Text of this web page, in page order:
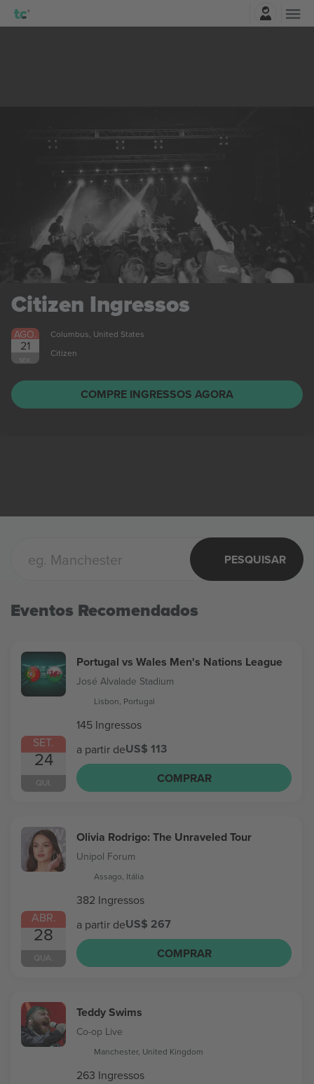
Citizen Ingressos
AGO.
21
SEX.
Columbus, United States
Citizen
COMPRE INGRESSOS AGORA
PESQUISAR
Eventos Recomendados
SET.
24
QUI.
Portugal vs Wales Men's Nations League
José Alvalade Stadium
Lisbon, Portugal
145 Ingressos
a partir deUS$ 113
COMPRAR
ABR.
28
QUA.
Olivia Rodrigo: The Unraveled Tour
Unipol Forum
Assago, Itália
382 Ingressos
a partir deUS$ 267
COMPRAR
Teddy Swims
Co-op Live
Manchester, United Kingdom
263 Ingressos